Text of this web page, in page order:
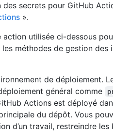
secrets pour GitHub
».
utilisée ci-dessous
méthodes de gestion des
de déploiement.
général comme
Actions est déployé
du dépôt. Vous
d’un travail, restreindre